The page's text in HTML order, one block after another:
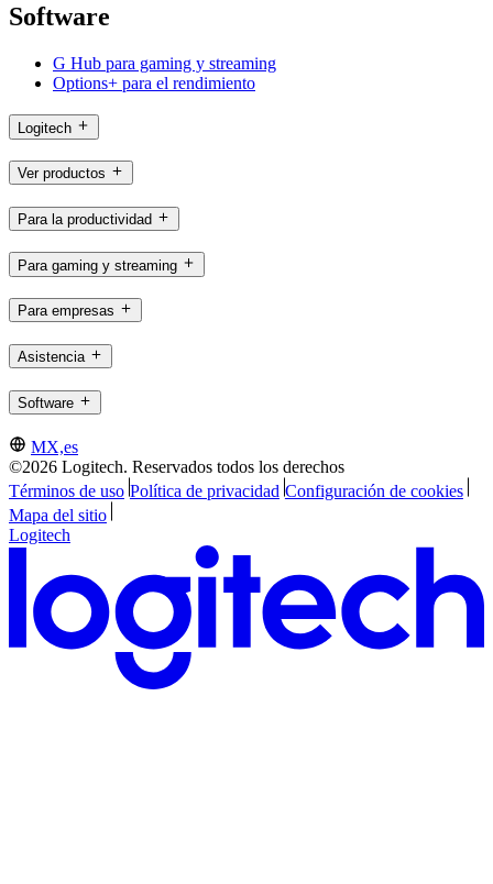
Software
G Hub para gaming y streaming
Options+ para el rendimiento
Logitech
Ver productos
Para la productividad
Para gaming y streaming
Para empresas
Asistencia
Software
MX,es
©2026 Logitech. Reservados todos los derechos
Términos de uso Política de privacidad Configuración de cookies
Mapa del sitio
Logitech